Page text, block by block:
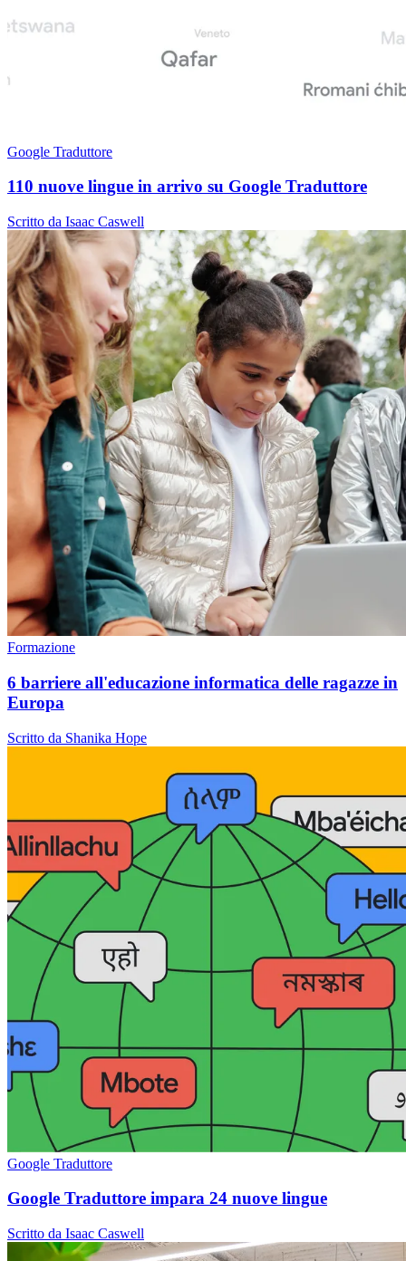
Google Traduttore
110 nuove lingue in arrivo su Google Traduttore
Scritto da Isaac Caswell
Formazione
6 barriere all'educazione informatica delle ragazze in
Europa
Scritto da Shanika Hope
Google Traduttore
Google Traduttore impara 24 nuove lingue
Scritto da Isaac Caswell